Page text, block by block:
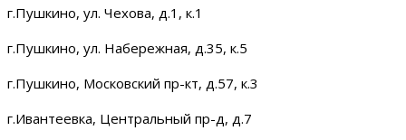
г.Пушкино, ул. Чехова, д.1, к.1
г.Пушкино, ул. Набережная, д.35, к.5
г.Пушкино, Московский пр-кт, д.57, к.3
г.Ивантеевка, Центральный пр-д, д.7